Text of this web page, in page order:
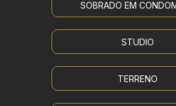
SOBRADO EM
STUDIO
TERRENO